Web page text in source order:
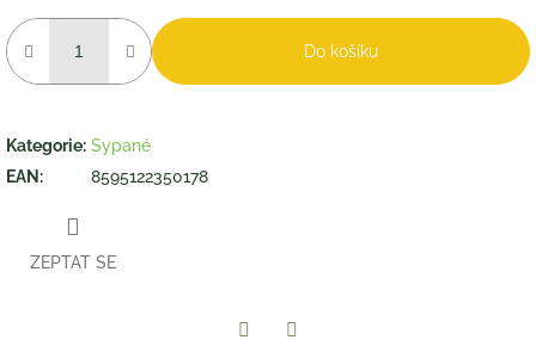
Do košíku
Kategorie: Sypané
EAN : 8595122350178
ZEPTAT SE